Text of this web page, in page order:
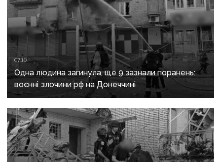
07:16
Одна людина загинула, ще 9 зазнали поранень:
воєнні злочини рф на Донеччині